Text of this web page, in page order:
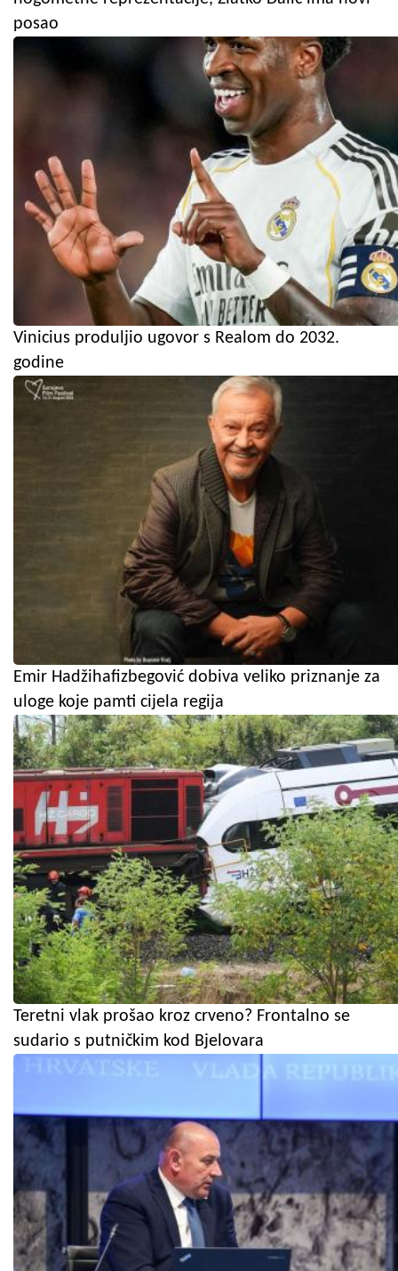
posao
Vinicius produljio ugovor s Realom do 2032.
godine
Emir Hadžihafizbegović dobiva veliko priznanje za
uloge koje pamti cijela regija
Teretni vlak prošao kroz crveno? Frontalno se
sudario s putničkim kod Bjelovara